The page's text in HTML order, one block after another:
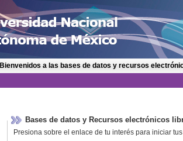
Bienvenidos a las bases de datos y recursos
Bases de datos y Recursos electrónicos
Presiona sobre el enlace de tu interés para iniciar